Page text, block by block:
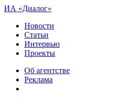
ИА «Диалог»
Новости
Статьи
Интервью
Проекты
Об агентстве
Реклама